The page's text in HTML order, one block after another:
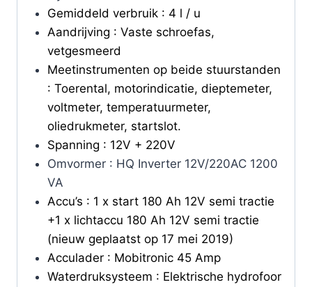
Gemiddeld verbruik : 4 l / u
Aandrijving : Vaste schroefas,
vetgesmeerd
Meetinstrumenten op beide stuurstanden
: Toerental, motorindicatie, dieptemeter,
voltmeter, temperatuurmeter,
oliedrukmeter, startslot.
Spanning : 12V + 220V
Omvormer : HQ Inverter 12V/220AC 1200
VA
Accu’s : 1 x start 180 Ah 12V semi tractie
+1 x lichtaccu 180 Ah 12V semi tractie
(nieuw geplaatst op 17 mei 2019)
Acculader : Mobitronic 45 Amp
Waterdruksysteem : Elektrische hydrofoor